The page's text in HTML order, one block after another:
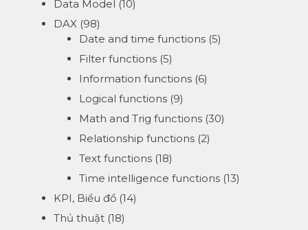
Data Model (10)
DAX (98)
Date and time functions (5)
Filter functions (5)
Information functions (6)
Logical functions (9)
Math and Trig functions (30)
Relationship functions (2)
Text functions (18)
Time intelligence functions (13)
KPI, Biểu đồ(14)
Thủ thuật(18)